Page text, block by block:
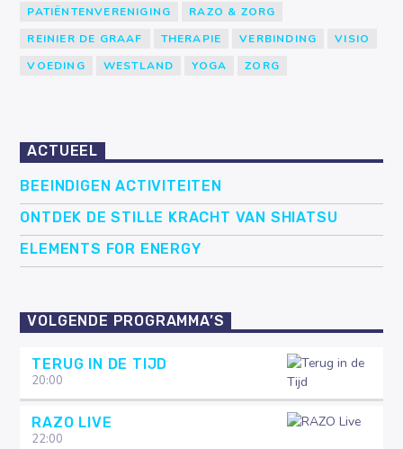
PATIËNTENVERENIGING
RAZO & ZORG
REINIER DE GRAAF
THERAPIE VERBINDING
VISIO
VOEDING
WESTLAND YOGA ZORG
ACTUEEL
BEEINDIGEN ACTIVITEITEN
ONTDEK DE STILLE KRACHT VAN SHIATSU
ELEMENTS FOR ENERGY
VOLGENDE PROGRAMMA’S
TERUG IN DE TIJD
20:00
RAZO LIVE
22:00